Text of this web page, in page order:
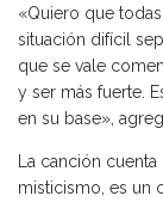
«Quiero que
situación difícil
que se vale
y ser más fuerte.
en su base»,
La canción
misticismo, es un